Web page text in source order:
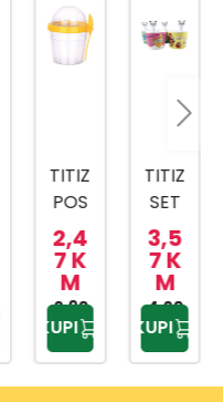
TITIZ
POS
UDA
ZA
BEBI
HRA
NU
500
ML
2,4
7 K
M
2,90
KM
KUPI
TITIZ
SET
ZA
SLAD
OLED
AP-
9425
3,5
7 K
M
4,20
KM
KUPI